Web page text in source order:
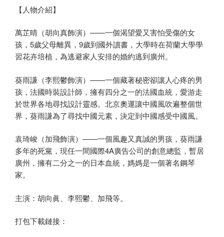
【人物介紹】
萬芷晴（胡向真飾演）——一個渴望愛又害怕受傷的女
孩，5歲父母離異，9歲到國外讀書，大學時在荷蘭大學學
習花卉培植，為逃避家人安排的婚約逃到廣州。
葵雨謙（李熙鬱飾演）——一個藏著秘密卻讓人心疼的男
孩，法國時裝設計師，擁有四分之一的法國血統，愛游走
於世界各地尋找設計靈感。北京奧運讓中國風吹遍整個世
界，葵雨謙為了尋找中國元素，決定到中國感受中國風。
袁琦峻（加飛飾演）——一個風趣又真誠的男孩，葵雨謙
多年的死黨，現任一間國際4A廣告公司的創意總監，暫居
廣州，擁有二分之一的日本血統，媽媽是一個著名鋼琴
家。
主演：胡向眞、李熙鬱、加飛等。
打包下載鏈接：